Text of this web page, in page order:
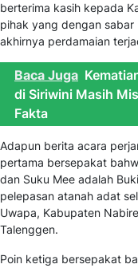
berterima kasih kepada
pihak yang dengan
akhirnya perdamaian
Baca Juga
di Siriwini Masih
Fakta
Adapun berita acara
pertama bersepakat
dan Suku Mee adalah
pelepasan atanah adat
Uwapa, Kabupaten
Talenggen.
Poin ketiga bersepakat